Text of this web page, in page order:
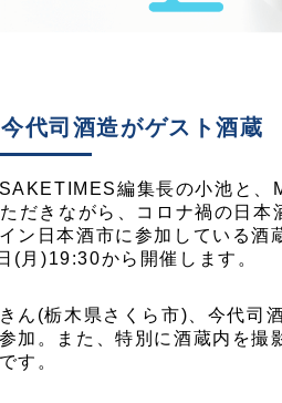
代司酒造がゲスト酒蔵
編集長の小池と、
ただきながら、コロナ禍の日
ン日本酒市に参加している酒
(月)19:30から開催します。
ん(栃木県さくら市)、今代司
加。また、特別に酒蔵内を
す。